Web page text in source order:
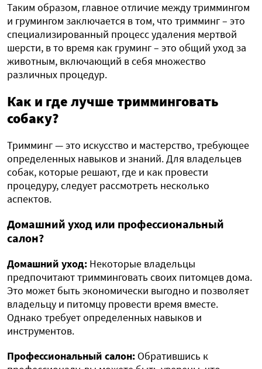
Таким образом, главное отличие между триммингом
и грумингом заключается в том, что тримминг – это
специализированный процесс удаления мертвой
шерсти, в то время как груминг – это общий уход за
животным, включающий в себя множество
различных процедур.
Как и где лучше тримминговать
собаку?
Тримминг — это искусство и мастерство, требующее
определенных навыков и знаний. Для владельцев
собак, которые решают, где и как провести
процедуру, следует рассмотреть несколько
аспектов.
Домашний уход или профессиональный
салон?
Домашний уход: Некоторые владельцы
предпочитают тримминговать своих питомцев дома.
Это может быть экономически выгодно и позволяет
владельцу и питомцу провести время вместе.
Однако требует определенных навыков и
инструментов.
Профессиональный салон: Обратившись к